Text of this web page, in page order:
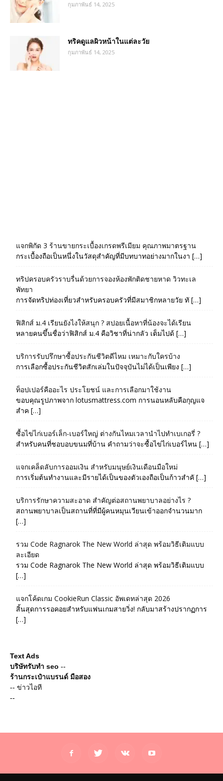
กุมภาพันธ์ 14, 2025
ทริคดูแลผิวหน้าในแต่ละวัย
กุมภาพันธ์ 14, 2025
แจกพิกัด 3 ร้านขายกระเบื้องเกรดพรีเมียม คุณภาพมาตรฐาน
กระเบื้องถือเป็นหนึ่งในวัสดุสำคัญที่มีบทบาทอย่างมากในงา […]
ทริปครอบครัวราบรื่นด้วยการจองห้องพักติดชายหาด วิวทะเล
พัทยา
การจัดทริปท่องเที่ยวสำหรับครอบครัวที่มีสมาชิกหลายวัย ทั […]
ฟิสิกส์ ม.4 เรียนยังไงให้สนุก ? สปอยเนื้อหาที่น้องจะได้เรียน
หลายคนขึ้นชื่อว่าฟิสิกส์ ม.4 คือวิชาที่น่ากลัว เต็มไปด้ […]
บริการรับปรึกษาซื้อประกันชีวิตดีไหม เหมาะกับใครบ้าง
การเลือกซื้อประกันชีวิตสักเล่มในปัจจุบันไม่ได้เป็นเพียง […]
ท็อปเปอร์คืออะไร ประโยชน์ และการเลือกมาใช้งาน
ขอบคุณรูปภาพจาก lotusmattress.com การนอนหลับคือกุญแจ
สำค […]
ซื้อไข่ไก่เบอร์เล็ก-เบอร์ใหญ่ ต่างกันไหมเวลานำไปทำเบเกอรี่ ?
สำหรับคนที่ชอบอบขนมที่บ้าน คำถามว่าจะซื้อไข่ไก่เบอร์ไหน […]
แจกเคล็ดลับการออมเงิน สำหรับมนุษย์เงินเดือนมือใหม่
การเริ่มต้นทำงานและมีรายได้เป็นของตัวเองถือเป็นก้าวสำคั […]
บริการรักษาความสะอาด สำคัญต่อสถานพยาบาลอย่างไร ?
สถานพยาบาลเป็นสถานที่ที่มีผู้คนหมุนเวียนเข้าออกจำนวนมาก
[…]
รวม Code Ragnarok The New World ล่าสุด พร้อมวิธีเติมแบบ
ละเอียด
รวม Code Ragnarok The New World ล่าสุด พร้อมวิธีเติมแบบ
[…]
แจกโค้ดเกม CookieRun Classic อัพเดทล่าสุด 2026
สิ้นสุดการรอคอยสำหรับแฟนเกมสายวิ่ง! กลับมาสร้างปรากฏการ
[…]
Text Ads
บริษัทรับทำ seo --
ร้านกระเป๋าแบรนด์ มือสอง
-- ข่าวไอที
--